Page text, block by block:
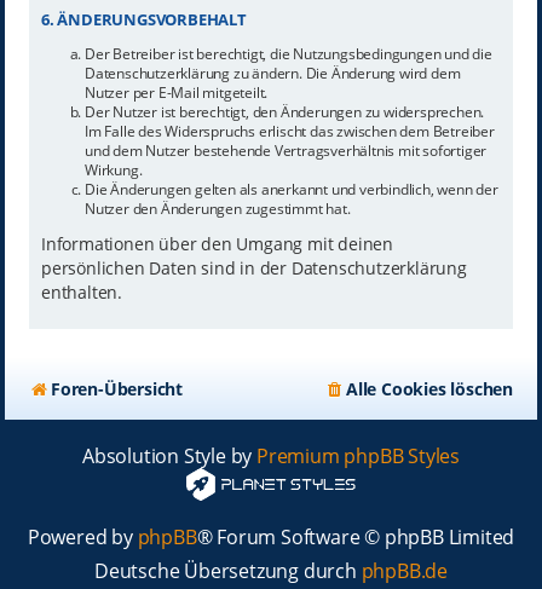
6. ÄNDERUNGSVORBEHALT
Der Betreiber ist berechtigt, die Nutzungsbedingungen und die
Datenschutzerklärung zu ändern. Die Änderung wird dem
Nutzer per E-Mail mitgeteilt.
Der Nutzer ist berechtigt, den Änderungen zu widersprechen.
Im Falle des Widerspruchs erlischt das zwischen dem Betreiber
und dem Nutzer bestehende Vertragsverhältnis mit sofortiger
Wirkung.
Die Änderungen gelten als anerkannt und verbindlich, wenn der
Nutzer den Änderungen zugestimmt hat.
Informationen über den Umgang mit deinen
persönlichen Daten sind in der Datenschutzerklärung
enthalten.
Foren-Übersicht Alle Cookies löschen
Absolution Style by Premium phpBB Styles
Powered by phpBB® Forum Software © phpBB Limited
Deutsche Übersetzung durch phpBB.de